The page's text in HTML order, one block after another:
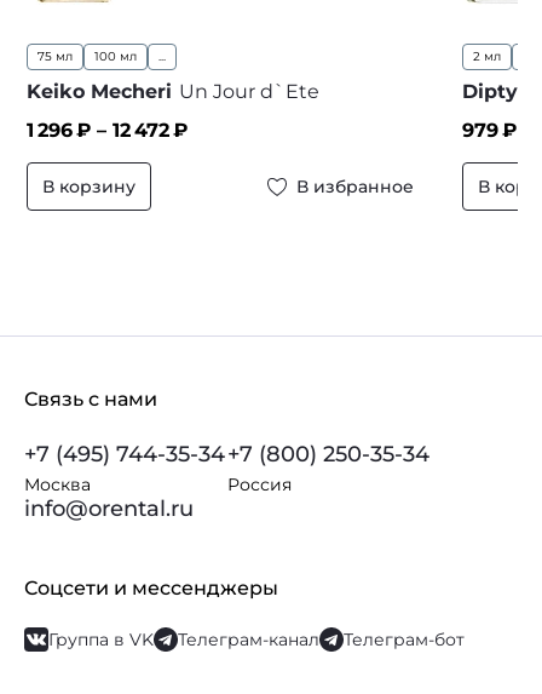
75 мл 100 мл
Keiko Mecheri Un Jour d`Ete
1 296₽ – 12 472₽
В корзину В избранное
2 мл
979₽ –
В
Связь с нами
+7 (495) 744-35-34
Москва
+7 (800) 250-35-34
Россия
info@orental.ru
Соцсети и мессенджеры
Группа в VK Телеграм-канал Телеграм-бот